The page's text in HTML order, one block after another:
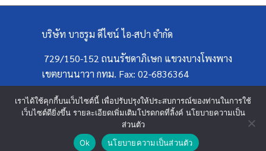
บริษัท บาธรูม ดีไซน์ ไอ-สปา จำกัด
729/150-152 ถนนรัชดาภิเษก แขวงบางโพงพาง
เขตยานนาวา กทม. Fax: 02-6836364
เราได้ใช้คุกกี้บนเว็บไซต์นี้ เพื่อปรับปรุงให้ประสบการณ์ของท่านในการใช้
เว็บไซต์ดียิ่งขึ้น รายละเอียดเพิ่มเติมโปรดกดที่ลิ้งค์ นโยบายความเป็น
ส่วนตัว
Ok
นโยบายความเป็นส่วนตัว